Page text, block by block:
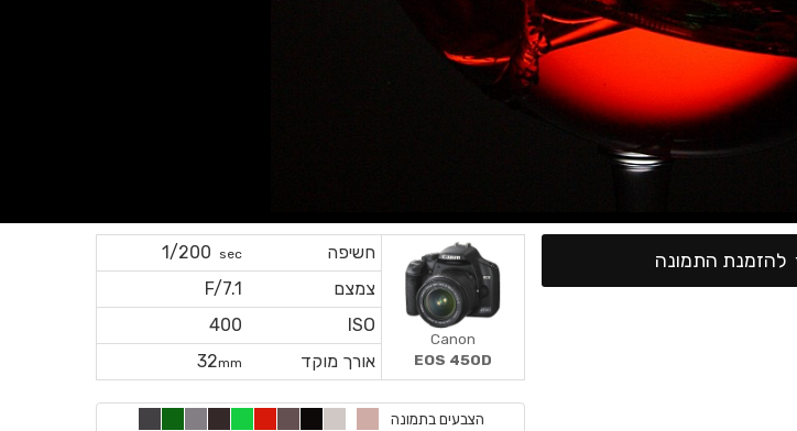
חשיפה sec
1/200
צמצם
F/7.1
ISO
400
אורך מוקד
32mm
Canon
EOS 450D
הצבעים בתמונה
להזמנת התמונה